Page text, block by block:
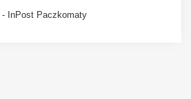
- InPost Paczkomaty